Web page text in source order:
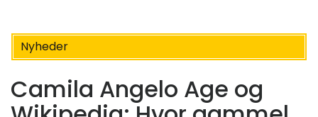
Nyheder
Camila Angelo Age og